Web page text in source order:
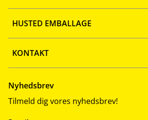
Opret konto
FAQ
Salgs- og leveringsbetingelser
HUSTED EMBALLAGE
Ny webshop
Vidensbank
KONTAKT
Tlf: 57 67 46 40
info@husted-emballage.dk
Nyhedsbrev
Tilmeld dig vores nyhedsbrev!